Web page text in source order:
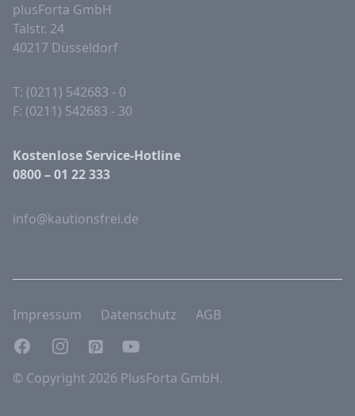
plusForta GmbH
Talstr. 24
40217 Düsseldorf
T: (0211) 542683 - 0
F: (0211) 542683 - 30
Kostenlose Service-Hotline
0800 – 01 22 333
info@kautionsfrei.de
Impressum Datenschutz
AGB
FacebookInstagramPinterestYouTube
© Copyright 2026 PlusForta GmbH.